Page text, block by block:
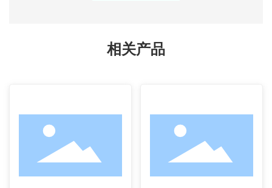
相关产品